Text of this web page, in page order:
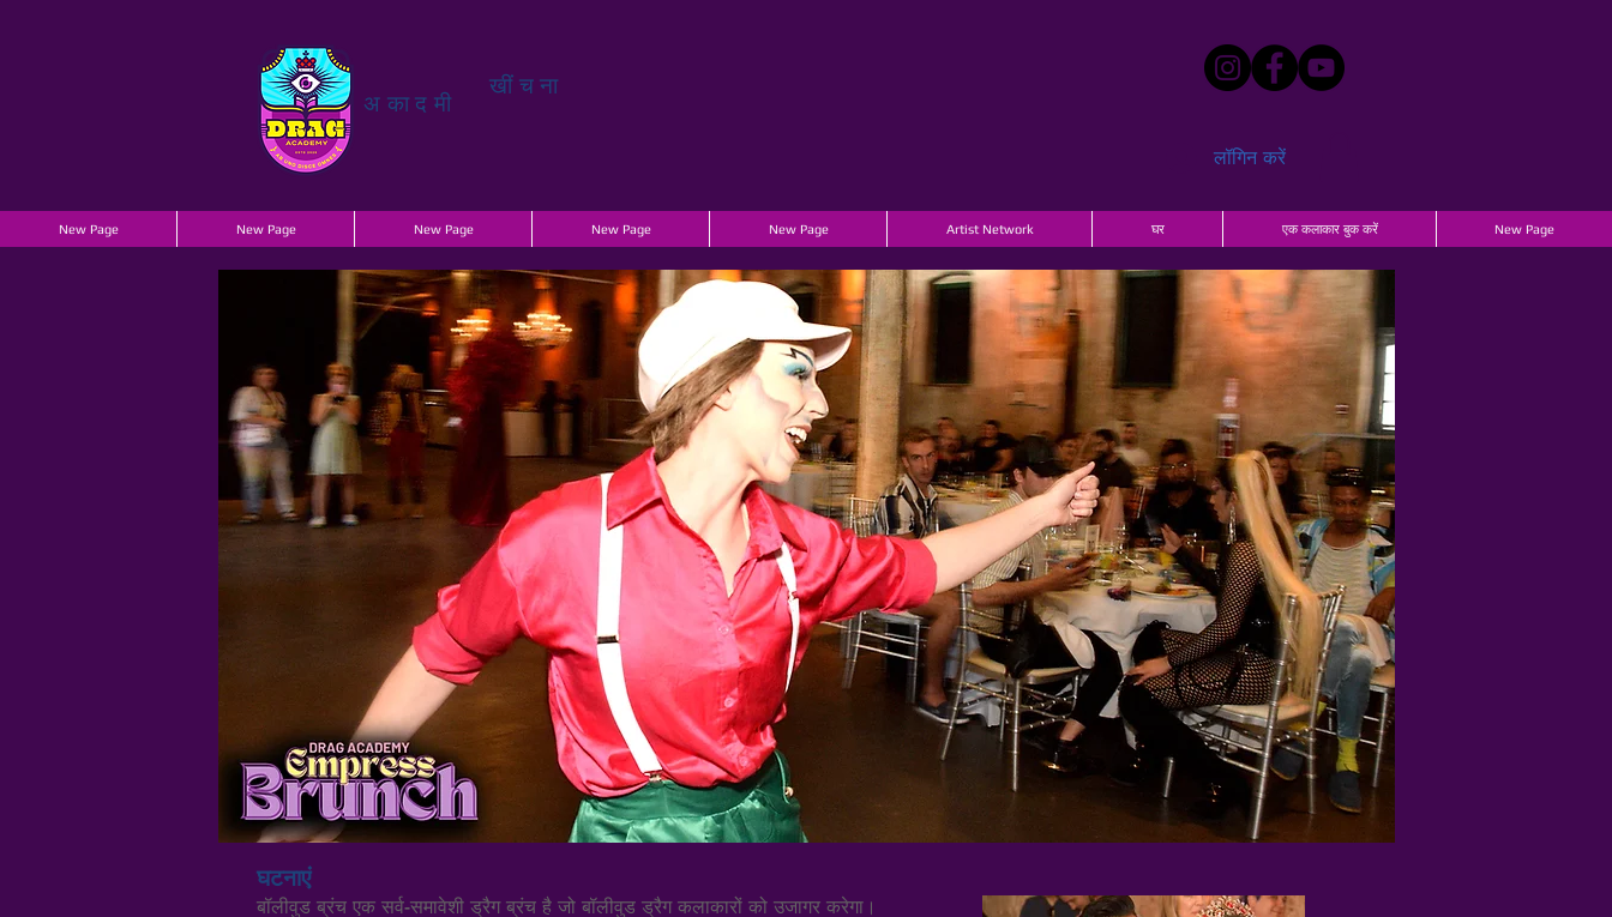
खींचना
अकादमी
लॉगिन करें
New Page New Page New Page New Page New Page Artist Network घर एक कलाकार बुक करें New Page
घटनाएं
बॉलीवुड ब्रंच एक सर्व-समावेशी ड्रैग ब्रंच है जो बॉलीवुड ड्रैग कलाकारों को उजागर करेगा।